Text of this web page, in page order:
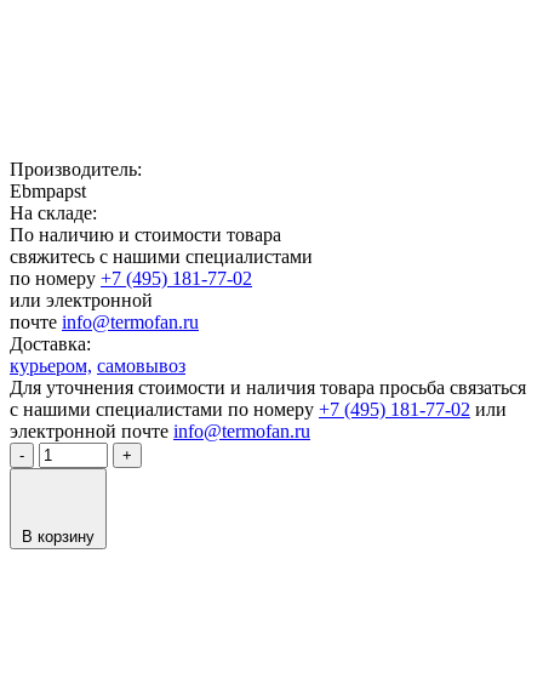
Производитель:
Ebmpapst
На складе:
По наличию и стоимости товара
свяжитесь с нашими специалистами
по номеру +7 (495) 181-77-02
или электронной
почте info@termofan.ru
Доставка:
курьером, самовывоз
Для уточнения стоимости и наличия товара просьба связаться
с нашими специалистами по номеру +7 (495) 181-77-02 или
электронной почте info@termofan.ru
- +
В корзину